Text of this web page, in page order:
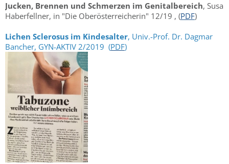
Jucken, Brennen und Schmerzen im Genitalbereich, Susa
Haberfellner, in "Die Oberösterreicherin" 12/19 , (PDF)
Lichen Sclerosus im Kindesalter, Univ.-Prof. Dr. Dagmar
Bancher, GYN-AKTIV 2/2019 (PDF)